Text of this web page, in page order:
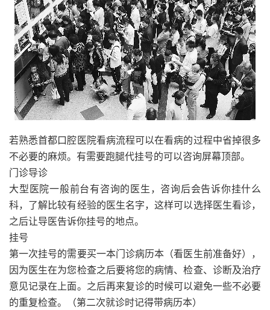
若熟悉首都口腔医院看病流程可以在看病的过程中省掉很多
不必要的麻烦。有需要跑腿代挂号的可以咨询屏幕顶部。
门诊导诊
大型医院一般前台有咨询的医生，咨询后会告诉你挂什么
科，了解比较有经验的医生名字，这样可以选择医生看诊，
之后让导医告诉你挂号的地点。
挂号
第一次挂号的需要买一本门诊病历本（看医生前准备好），
因为医生在为您检查之后要将您的病情、检查、诊断及治疗
意见记录在上面。之后再来复诊的时候可以避免一些不必要
的重复检查。（第二次就诊时记得带病历本）